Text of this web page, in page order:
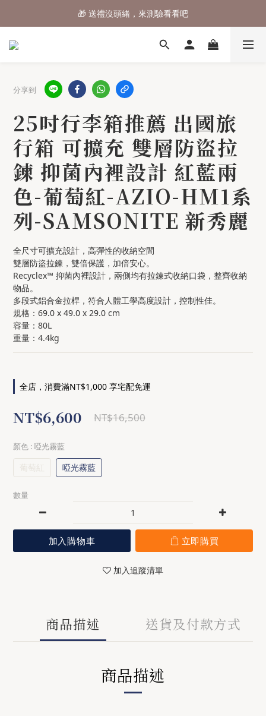
⌛行李箱結帳 72折 至8/9止
🎁 送禮沒頭緒，來測驗看看吧
⌛行李箱結帳 72折 至8/9止
分享到
25吋行李箱推薦 出國旅
行箱 可擴充 雙層防盜拉
鍊 抑菌內裡設計 紅藍兩
色-葡萄紅-AZIO-HM1系
列-SAMSONITE 新秀麗
全尺寸可擴充設計，高彈性的收納空間
雙層防盜拉鍊，雙倍保護，加倍安心。
Recyclex™ 抑菌內裡設計，兩側均有拉鍊式收納口袋，整齊收納
物品。
多段式鋁合金拉桿，符合人體工學高度設計，控制性佳。
規格：69.0 x 49.0 x 29.0 cm
容量：80L
重量：4.4kg
全店，消費滿NT$1,000 享宅配免運
NT$6,600 NT$16,500
顏色 : 啞光霧藍
葡萄紅 啞光霧藍
數量
加入購物車 立即購買
加入追蹤清單
商品描述 送貨及付款方式
商品描述